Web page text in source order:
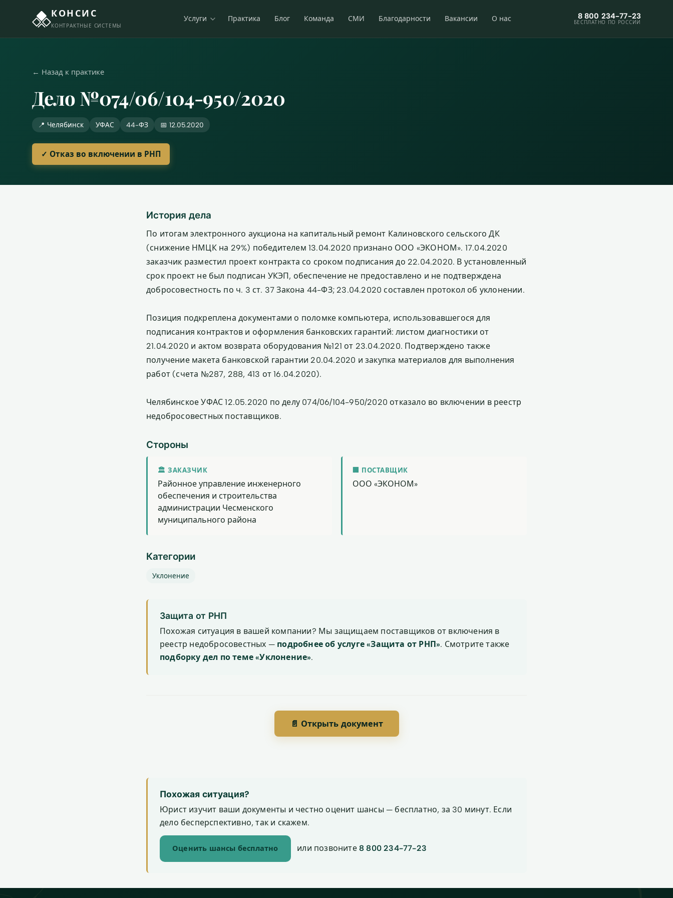
КОНСИС
КОНТРАКТНЫЕ СИСТЕМЫ
Услуги Практика Блог Команда СМИ Благодарности Вакансии О нас 8 800 234-77-23
БЕСПЛАТНО ПО РОССИИ
← Назад к практике
Дело №074/06/104-950/2020
📍 Челябинск УФАС 44-ФЗ 📅 12.05.2020
✓ Отказ во включении в РНП
История дела
По итогам электронного аукциона на капитальный ремонт Калиновского сельского ДК
(снижение НМЦК на 29%) победителем 13.04.2020 признано ООО «ЭКОНОМ». 17.04.2020
заказчик разместил проект контракта со сроком подписания до 22.04.2020. В установленный
срок проект не был подписан УКЭП, обеспечение не предоставлено и не подтверждена
добросовестность по ч. 3 ст. 37 Закона 44-ФЗ; 23.04.2020 составлен протокол об уклонении.
Позиция подкреплена документами о поломке компьютера, использовавшегося для
подписания контрактов и оформления банковских гарантий: листом диагностики от
21.04.2020 и актом возврата оборудования №121 от 23.04.2020. Подтверждено также
получение макета банковской гарантии 20.04.2020 и закупка материалов для выполнения
работ (счета №287, 288, 413 от 16.04.2020).
Челябинское УФАС 12.05.2020 по делу 074/06/104-950/2020 отказало во включении в реестр
недобросовестных поставщиков.
Стороны
🏛 ЗАКАЗЧИК
Районное управление инженерного
обеспечения и строительства
администрации Чесменского
муниципального района
🏢 ПОСТАВЩИК
ООО «ЭКОНОМ»
Категории
Уклонение
Защита от РНП
Похожая ситуация в вашей компании? Мы защищаем поставщиков от включения в
реестр недобросовестных — подробнее об услуге «Защита от РНП». Смотрите также
подборку дел по теме «Уклонение».
📄 Открыть документ
Похожая ситуация?
Юрист изучит ваши документы и честно оценит шансы — бесплатно, за 30 минут. Если
дело бесперспективно, так и скажем.
Оценить шансы бесплатно или позвоните8 800 234-77-23